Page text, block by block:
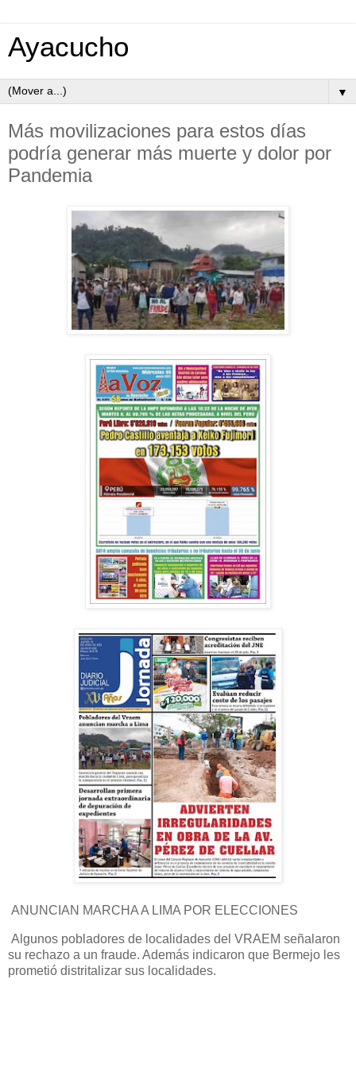
Ayacucho
▼
Más movilizaciones para estos días
podría generar más muerte y dolor por
Pandemia
ANUNCIAN MARCHA A LIMA POR ELECCIONES
Algunos pobladores de localidades del VRAEM señalaron
su rechazo a un fraude. Además indicaron que Bermejo les
prometió distritalizar sus localidades.